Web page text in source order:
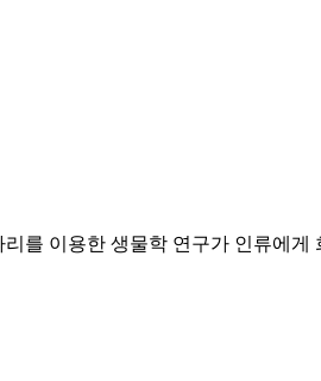
를 이용한 생물학 연구가 인류에